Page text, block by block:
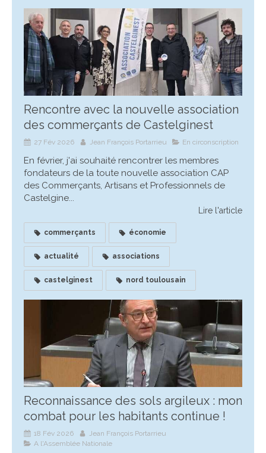
Rencontre avec la nouvelle association
des commerçants de Castelginest
27 Fév 2026 Jean François Portarrieu En circonscription
En février, j'ai souhaité rencontrer les membres
fondateurs de la toute nouvelle association CAP
des Commerçants, Artisans et Professionnels de
Castelgine...
Lire l'article
commerçants économie
actualité associations
castelginest nord toulousain
Reconnaissance des sols argileux : mon
combat pour les habitants continue !
18 Fév 2026
Jean François Portarrieu
A l'Assemblée Nationale